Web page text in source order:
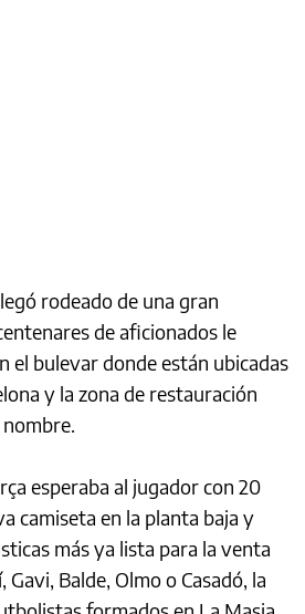
rodeado de una gran
de aficionados le
el bulevar donde están ubicadas
y la zona de restauración
esperaba al jugador con 20
camiseta en la planta baja y
más ya lista para la venta
Gavi, Balde, Olmo o Casadó, la